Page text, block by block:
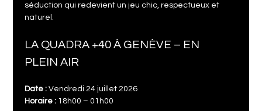
séduction qui redevient un jeu chic, respectueux et
naturel.
LA QUADRA +40 À GENÈVE – EN
PLEIN AIR
Date : Vendredi 24 juillet 2026
Horaire : 18h00 – 01h00